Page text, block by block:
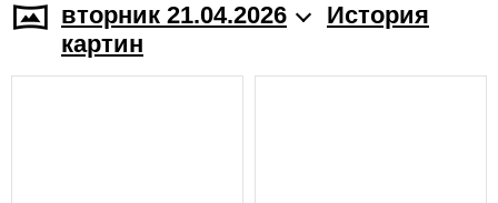
вторник 21.04.2026
История
картин